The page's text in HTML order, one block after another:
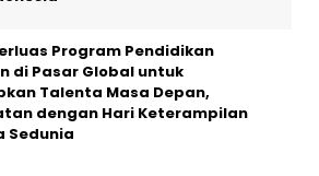
Program Pendidikan
di Pasar Global untuk
Talenta Masa Depan,
dengan Hari Keterampilan
Sedunia